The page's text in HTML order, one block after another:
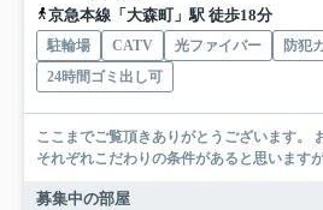
京急本線「大森町」駅 徒歩18分
駐輪場 CATV 光ファイバー 防犯
24時間ゴミ出し可
ここまでご覧頂きありがとうございます。 お部屋探しの際には、皆さま
それぞれこだわりの条件があると思います
募集中の部屋